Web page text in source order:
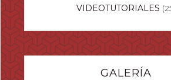
VIDEOTUTORIALES
GALERÍA